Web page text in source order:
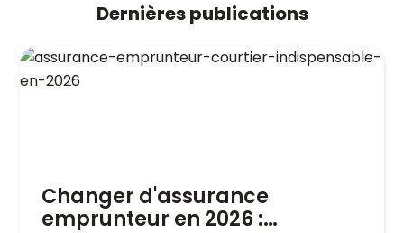
Dernières publications
Changer d'assurance
emprunteur en 2026 :